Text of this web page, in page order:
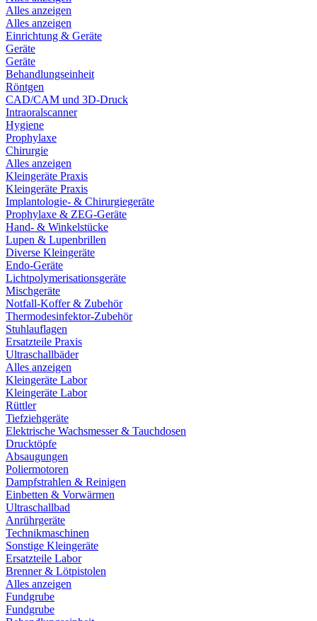
Alles anzeigen
Alles anzeigen
Einrichtung & Geräte
Geräte
Geräte
Behandlungseinheit
Röntgen
CAD/CAM und 3D-Druck
Intraoralscanner
Hygiene
Prophylaxe
Chirurgie
Alles anzeigen
Kleingeräte Praxis
Kleingeräte Praxis
Implantologie- & Chirurgiegeräte
Prophylaxe & ZEG-Geräte
Hand- & Winkelstücke
Lupen & Lupenbrillen
Diverse Kleingeräte
Endo-Geräte
Lichtpolymerisationsgeräte
Mischgeräte
Notfall-Koffer & Zubehör
Thermodesinfektor-Zubehör
Stuhlauflagen
Ersatzteile Praxis
Ultraschallbäder
Alles anzeigen
Kleingeräte Labor
Kleingeräte Labor
Rüttler
Tiefziehgeräte
Elektrische Wachsmesser & Tauchdosen
Drucktöpfe
Absaugungen
Poliermotoren
Dampfstrahlen & Reinigen
Einbetten & Vorwärmen
Ultraschallbad
Anrührgeräte
Technikmaschinen
Sonstige Kleingeräte
Ersatzteile Labor
Brenner & Lötpistolen
Alles anzeigen
Fundgrube
Fundgrube